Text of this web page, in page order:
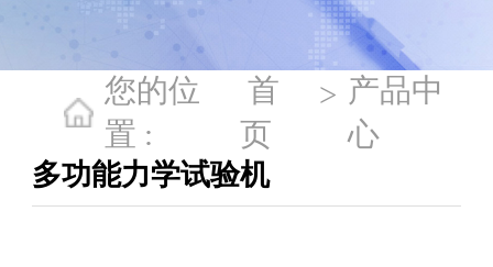
您的位
置 :
首
页
> 产品中
心
多功能力学试验机